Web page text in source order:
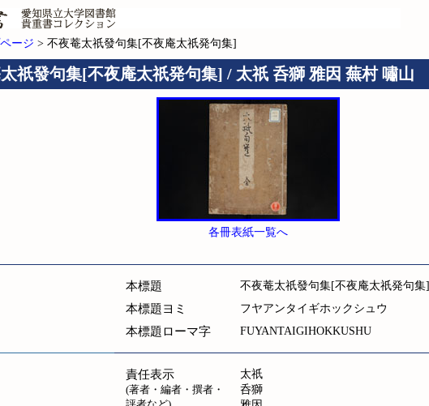
ージ > 不夜菴太祇發句集[不夜庵太祇発句集]
祇發句集[不夜庵太祇発句集] / 太祇 呑獅 雅因 蕪村 嘯山
各冊表紙一覧へ
本標題 不夜菴太祇發句集[不夜庵太祇発句集]
本標題ヨミ フヤアンタイギホックシュウ
本標題ローマ字 FUYANTAIGIHOKKUSHU
責任表示
(著者・編者・撰者・
太祇
呑獅